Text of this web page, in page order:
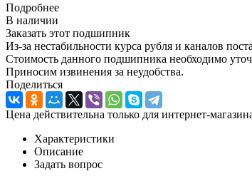
Подробнее
В наличии
Заказать этот подшипник
Из-за нестабильности курса рубля и каналов
Стоимость данного подшипника необходимо
Приносим извинения за неудобства.
Поделиться
Цена действительна только для интернет-
Характеристики
Описание
Задать вопрос